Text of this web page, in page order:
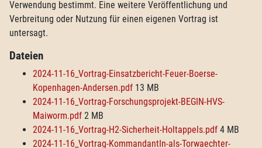
Verwendung bestimmt. Eine weitere Veröffentlichung und
Verbreitung oder Nutzung für einen eigenen Vortrag ist
untersagt.
Dateien
2024-11-16_Vortrag-Einsatzbericht-Feuer-Boerse-
Kopenhagen-Andersen.pdf 13 MB
2024-11-16_Vortrag-Forschungsprojekt-BEGIN-HVS-
Maiworm.pdf 2 MB
2024-11-16_Vortrag-H2-Sicherheit-Holtappels.pdf 4 MB
2024-11-16_Vortrag-KommandantIn-als-Torwaechter-